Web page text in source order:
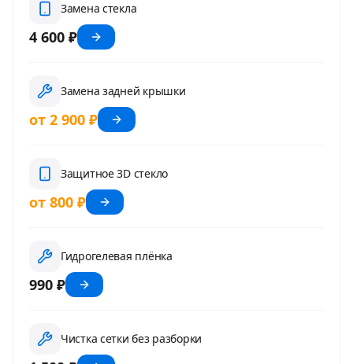
Замена стекла
4 600 ₽
Замена задней крышки
от 2 900 ₽
Защитное 3D стекло
от 800 ₽
Гидрогелевая плёнка
990 ₽
Чистка сетки без разборки